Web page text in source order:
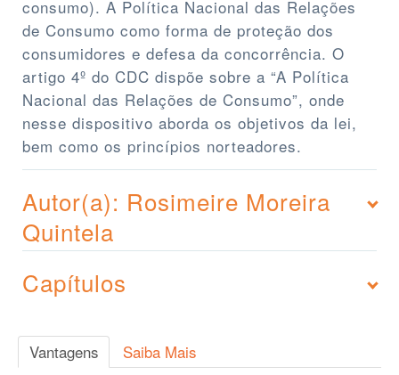
consumo). A Política Nacional das Relações
de Consumo como forma de proteção dos
consumidores e defesa da concorrência. O
artigo 4º do CDC dispõe sobre a “A Política
Nacional das Relações de Consumo”, onde
nesse dispositivo aborda os objetivos da lei,
bem como os princípios norteadores.
Autor(a): Rosimeire Moreira
Quintela
Capítulos
Vantagens Saiba Mais